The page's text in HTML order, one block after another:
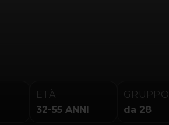
ETÀ
32-55 ANNI
GRUPPO
da 28